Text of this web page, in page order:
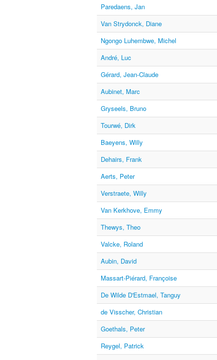
Paredaens, Jan
Van Strydonck, Diane
Ngongo Luhembwe, Michel
André, Luc
Gérard, Jean-Claude
Aubinet, Marc
Gryseels, Bruno
Tourwé, Dirk
Baeyens, Willy
Dehairs, Frank
Aerts, Peter
Verstraete, Willy
Van Kerkhove, Emmy
Thewys, Theo
Valcke, Roland
Aubin, David
Massart-Piérard, Françoise
De Wilde D'Estmael, Tanguy
de Visscher, Christian
Goethals, Peter
Reygel, Patrick